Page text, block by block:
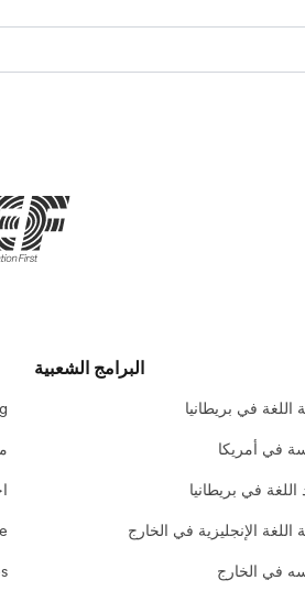
البرامج الشعبية
اللغة في بريطانيا
في أمريكا
اللغة في بريطانيا
اللغة الإنجليزية في الخارج
في الخارج